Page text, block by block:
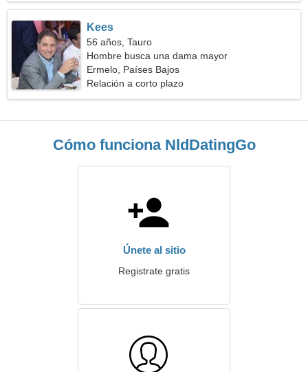
Kees
56 años, Tauro
Hombre busca una dama mayor
Ermelo, Países Bajos
Relación a corto plazo
Cómo funciona NldDatingGo
Únete al sitio
Registrate gratis